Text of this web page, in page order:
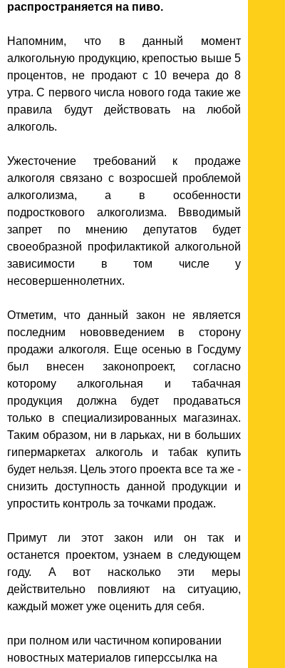
распространяется на пиво.
Напомним, что в данный момент
алкогольную продукцию, крепостью выше 5
процентов, не продают с 10 вечера до 8
утра. С первого числа нового года такие же
правила будут действовать на любой
алкоголь.
Ужесточение требований к продаже
алкоголя связано с возросшей проблемой
алкоголизма, а в особенности
подросткового алкоголизма. Ввводимый
запрет по мнению депутатов будет
своеобразной профилактикой алкогольной
зависимости в том числе у
несовершеннолетних.
Отметим, что данный закон не является
последним нововведением в сторону
продажи алкоголя. Еще осенью в Госдуму
был внесен законопроект, согласно
которому алкогольная и табачная
продукция должна будет продаваться
только в специализированных магазинах.
Таким образом, ни в ларьках, ни в больших
гипермаркетах алкоголь и табак купить
будет нельзя. Цель этого проекта все та же -
снизить доступность данной продукции и
упростить контроль за точками продаж.
Примут ли этот закон или он так и
останется проектом, узнаем в следующем
году. А вот насколько эти меры
действительно повлияют на ситуацию,
каждый может уже оценить для себя.
при полном или частичном копировании
новостных материалов гиперссылка на